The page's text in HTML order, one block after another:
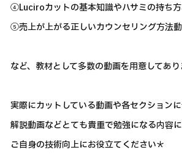
④Luciroカットの基本知識やハサミの持ち
⑤売上が上がる正しいカウンセリング方法
など、教材として多数の動画を用意してあり
実際にカットしている動画や各セクション
解説動画などとても貴重で勉強になる内容
ご自身の技術向上にお役立てください＊